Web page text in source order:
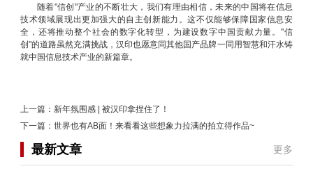
随着"信创"产业的不断壮大，我们有理由相信，未来的中国将在信息
技术领域展现出更加强大的自主创新能力。这不仅能够保障国家信息安
全，还将推动整个社会的数字化转型，为建设数字中国贡献力量。"信
创"的道路虽然充满挑战，汉印也愿意同其他国产品牌一同用智慧和汗水铸
就中国信息技术产业的新篇章。
上一篇： 新年氛围感 | 被汉印拿捏住了！
下一篇： 世界也有AB面！来看看这些想象力拉满的拍立得作品~
最新文章 更多